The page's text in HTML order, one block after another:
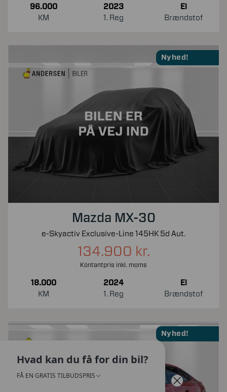
96.000
KM
2023
1. Reg
El
Brændstof
Nyhed!
Mazda MX-30
e-Skyactiv Exclusive-Line 145HK 5d Aut.
134.900 kr.
Kontantpris inkl. moms
18.000
KM
2024
1. Reg
El
Brændstof
Nyhed!
Hvad kan du få for din bil?
FÅ EN GRATIS TILBUDSPRIS